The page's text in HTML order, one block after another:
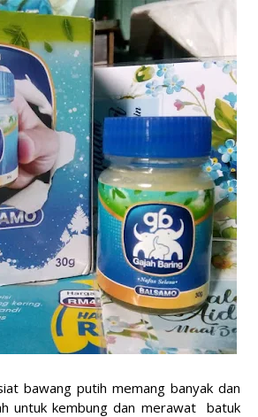
bawang putih memang banyak dan
untuk kembung dan merawat batuk